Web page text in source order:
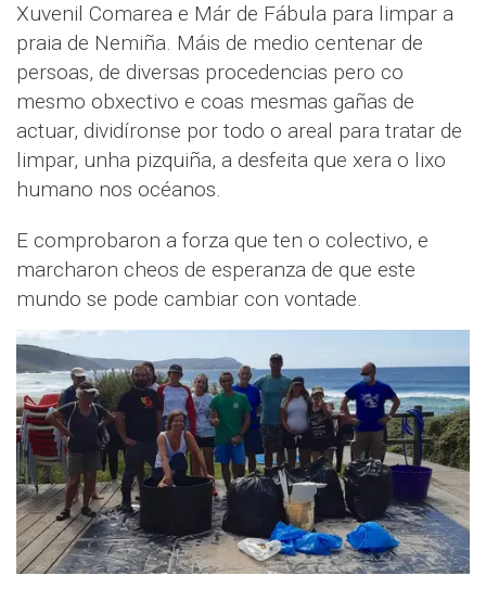
Xuvenil Comarea e Már de Fábula para limpar a
praia de Nemiña. Máis de medio centenar de
persoas, de diversas procedencias pero co
mesmo obxectivo e coas mesmas gañas de
actuar, dividíronse por todo o areal para tratar de
limpar, unha pizquiña, a desfeita que xera o lixo
humano nos océanos.
E comprobaron a forza que ten o colectivo, e
marcharon cheos de esperanza de que este
mundo se pode cambiar con vontade.